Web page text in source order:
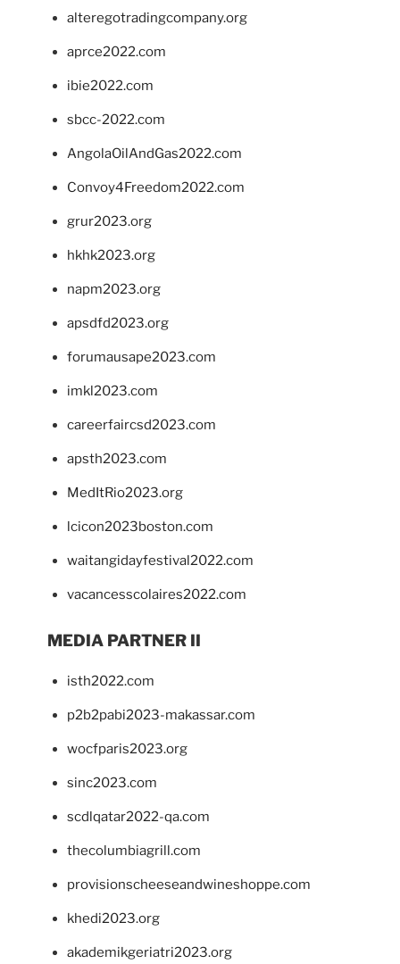
alteregotradingcompany.org
aprce2022.com
ibie2022.com
sbcc-2022.com
AngolaOilAndGas2022.com
Convoy4Freedom2022.com
grur2023.org
hkhk2023.org
napm2023.org
apsdfd2023.org
forumausape2023.com
imkl2023.com
careerfaircsd2023.com
apsth2023.com
MedItRio2023.org
lcicon2023boston.com
waitangidayfestival2022.com
vacancesscolaires2022.com
MEDIA PARTNER II
isth2022.com
p2b2pabi2023-makassar.com
wocfparis2023.org
sinc2023.com
scdlqatar2022-qa.com
thecolumbiagrill.com
provisionscheeseandwineshoppe.com
khedi2023.org
akademikgeriatri2023.org